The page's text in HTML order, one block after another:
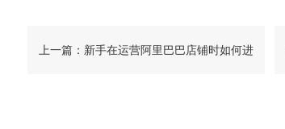
上一篇：新手在运营阿里巴巴店铺时如何进